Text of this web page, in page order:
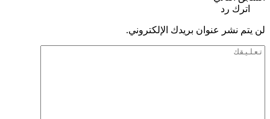
اترك رد
لن يتم نشر عنوان بريدك الإلكتروني.